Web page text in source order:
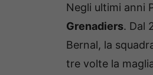
Negli ultimi anni
Grenadiers. Dal
Bernal, la
tre volte la